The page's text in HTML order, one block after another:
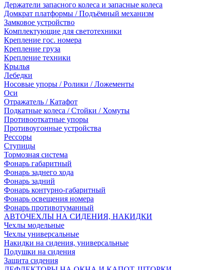
Держатели запасного колеса и запасные колеса
Домкрат платформы / Подъёмный механизм
Замковое устройство
Комплектующие для светотехники
Крепление гос. номера
Крепление груза
Крепление техники
Крылья
Лебедки
Носовые упоры / Ролики / Ложементы
Оси
Отражатель / Катафот
Подкатные колеса / Стойки / Хомуты
Противооткатные упоры
Противоугонные устройства
Рессоры
Ступицы
Тормозная система
Фонарь габаритный
Фонарь заднего хода
Фонарь задний
Фонарь контурно-габаритный
Фонарь освещения номера
Фонарь противотуманный
АВТОЧЕХЛЫ НА СИДЕНИЯ, НАКИДКИ
Чехлы модельные
Чехлы универсальные
Накидки на сидения, универсальные
Подушки на сидения
Защита сидения